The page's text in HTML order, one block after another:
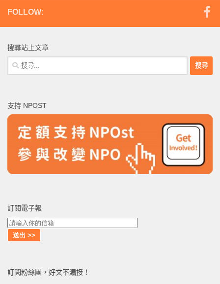
FOLLOW:
搜尋站上文章
搜
尋
字:
支持 NPOST
訂閱電子報
訂閱粉絲團，好文不漏接！